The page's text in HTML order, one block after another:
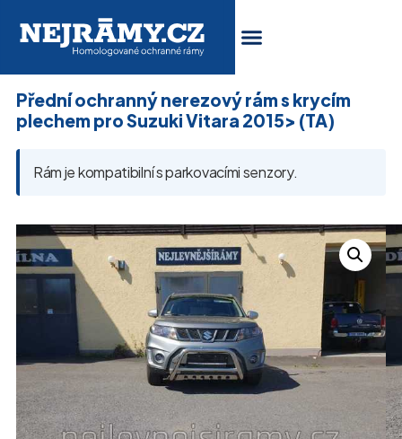
Přední ochranný nerezový rám s krycím
plechem pro Suzuki Vitara 2015> (TA)
Rám je kompatibilní s parkovacími senzory.